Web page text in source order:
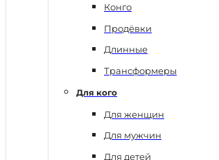
Конго
Продёвки
Длинные
Трансформеры
Для кого
Для женщин
Для мужчин
Для детей